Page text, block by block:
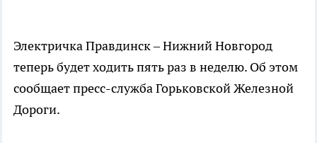
Электричка Правдинск – Нижний Новгород
теперь будет ходить пять раз в неделю. Об этом
сообщает пресс-служба Горьковской Железной
Дороги.